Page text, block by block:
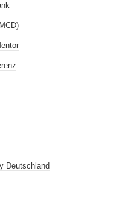
Deutschland